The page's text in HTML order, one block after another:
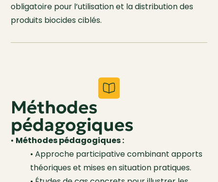
obligatoire pour l’utilisation et la distribution des
produits biocides ciblés.
Méthodes
pédagogiques
• Méthodes pédagogiques :
• Approche participative combinant apports
théoriques et mises en situation pratiques.